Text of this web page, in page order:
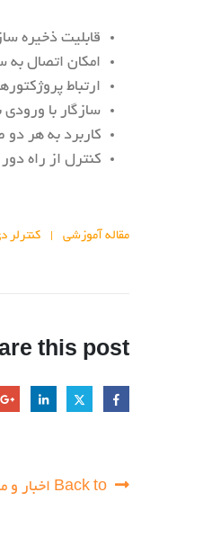
قابلیت ذخیره سازی ۳۲ برنامه در
امکان اتصال
ارتباط
سازگار با ورودی برق بین
کاربرد به هر دو
کنترل از راه دور (حداکثر ۱۰۰ متری) با استفاده از
مقاله آموزشی کنترلر
this post